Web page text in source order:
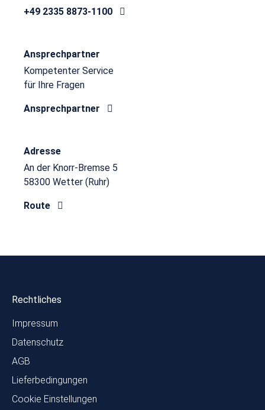
+49 2335 8873-1100
Ansprechpartner
Kompetenter Service
für Ihre Fragen
Ansprechpartner
Adresse
An der Knorr-Bremse 5
58300 Wetter (Ruhr)
Route
Rechtliches
Impressum
Datenschutz
AGB
Lieferbedingungen
Cookie Einstellungen